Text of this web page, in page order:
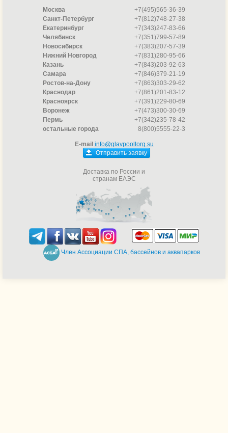
Москва
+7(495)565-36-39
Санкт-Петербург
+7(812)748-27-38
Екатеринбург
+7(343)247-83-66
Челябинск
+7(351)799-57-89
Новосибирск
+7(383)207-57-39
Нижний Новгород
+7(831)280-95-66
Казань
+7(843)203-92-63
Самара
+7(846)379-21-19
Ростов-на-Дону
+7(863)303-29-62
Краснодар
+7(861)201-83-12
Красноярск
+7(391)229-80-69
Воронеж
+7(473)300-30-69
Пермь
+7(342)235-78-42
остальные города
8(800)5555-22-3
E-mail info@glavpooltorg.su
Отправить заявку
Доставка по России и
странам ЕАЭС
Член Ассоциации СПА, бассейнов и аквапарков